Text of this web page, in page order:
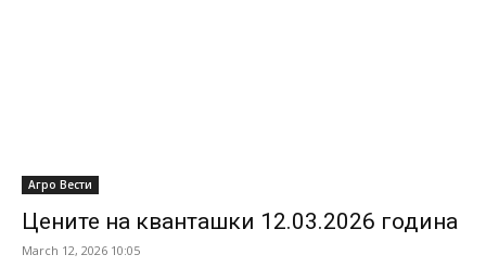
Агро Вести
Цените на кванташки 12.03.2026 година
March 12, 2026 10:05